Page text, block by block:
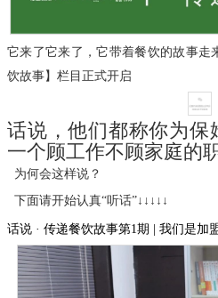
它来了它来了，它带着餐饮的故事走
饮故事】栏目正式开启
话说，他们都称你为保
一个顾工作不顾家庭的
为何会这样说？
下面请开始认真“听话”↓↓↓↓↓
话说 · 传递餐饮故事第1期 | 我们是加